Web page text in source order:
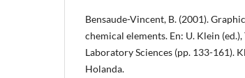
Bensaude-Vincent, B. (2001).
chemical elements. En: U. Klein
Laboratory Sciences (pp. 133-161).
Holanda.